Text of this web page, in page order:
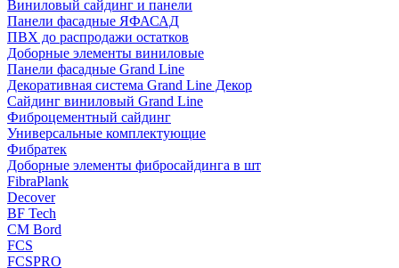
Виниловый сайдинг и панели
Панели фасадные ЯФАСАД
ПВХ до распродажи остатков
Доборные элементы виниловые
Панели фасадные Grand Line
Декоративная система Grand Line Декор
Сайдинг виниловый Grand Line
Фиброцементный сайдинг
Универсальные комплектующие
Фибратек
Доборные элементы фибросайдинга в шт
FibraPlank
Decover
BF Tech
CM Bord
FCS
FCSPRO